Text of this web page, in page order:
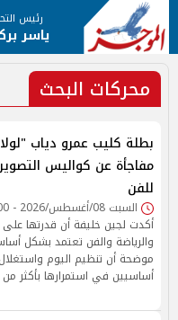
رئيس
ياسر
محركات البحث
بطلة كليب عمرو دياب
مفاجأة عن كواليس
للفن
السبت 08/أغسطس/2026 - 06:00 م
أكدت لجين خليفة أن قدرتها على
والرياضة والفن تعتمد بشكل
موضحة أن تنظيم اليوم واستغلال
أساسيين في استمرارها بأكثر